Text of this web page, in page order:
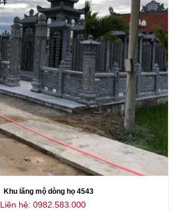
Khu lăng mộ dòng họ 4543
Liên hệ: 0982.583.000